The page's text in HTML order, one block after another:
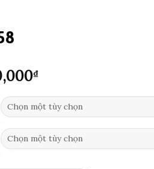
₫Khoảng
từ
350,000₫
đến
1,750,000₫